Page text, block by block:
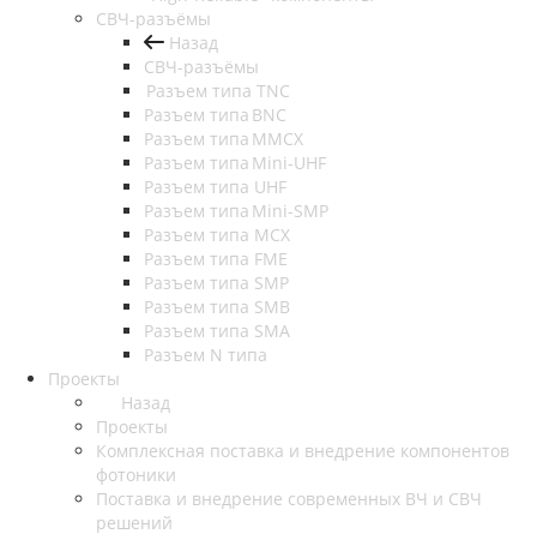
СВЧ-разъёмы
Назад
СВЧ-разъёмы
Разъем типа TNC
Разъем типа BNC
Разъем типа MMCX
Разъем типа Mini-UHF
Разъем типа UHF
Разъем типа Mini-SMP
Разъем типа MCX
Разъем типа FME
Разъем типа SMP
Разъем типа SMB
Разъем типа SMA
Разъем N типа
Проекты
Назад
Проекты
Комплексная поставка и внедрение компонентов
фотоники
Поставка и внедрение современных ВЧ и СВЧ
решений